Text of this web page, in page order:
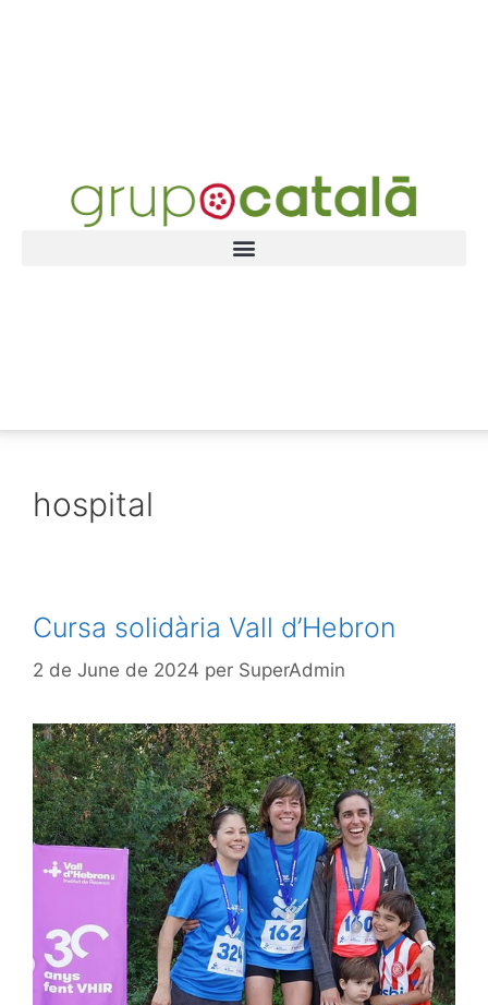
hospital
Cursa solidària Vall d’Hebron
2 de June de 2024 per SuperAdmin